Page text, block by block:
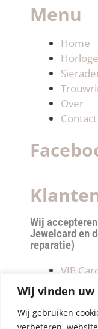
Wij vinden
Wij gebruiken
verbeteren,
Menu
Home
Over
Contact
Wij
Jewelcard en
reparatie)
VIP
Privacy